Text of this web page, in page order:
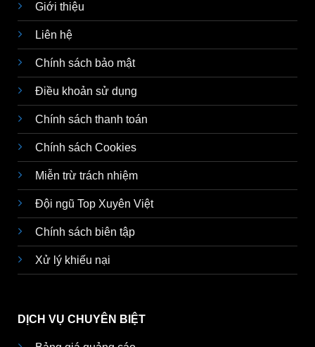
Giới thiệu
Liên hệ
Chính sách bảo mật
Điều khoản sử dụng
Chính sách thanh toán
Chính sách Cookies
Miễn trừ trách nhiệm
Đội ngũ Top Xuyên Việt
Chính sách biên tập
Xử lý khiếu nại
DỊCH VỤ CHUYÊN BIỆT